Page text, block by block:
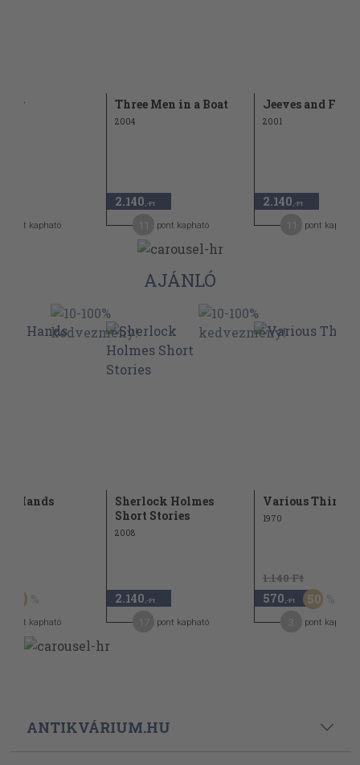
pont kapható
Three Men in a Boat
2004
2.140 ,-Ft
pont kapható
Jeeves and
2001
2.140 ,-Ft
pont kapható
AJÁNLÓ
Hands
50
pont kapható
Sherlock Holmes
Short Stories
2008
2.140 ,-Ft
pont kapható
Various Things
1970
1.140 Ft
570 ,-Ft 50
pont kapható
ANTIKVÁRIUM.HU